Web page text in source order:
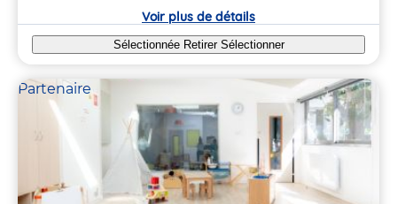
Voir plus de détails
Sélectionnée Retirer Sélectionner
Partenaire